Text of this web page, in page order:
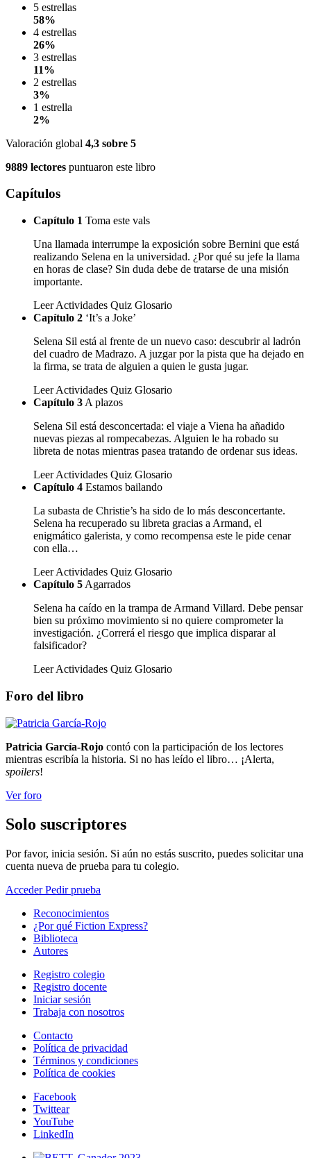
5 estrellas
58%
4 estrellas
26%
3 estrellas
11%
2 estrellas
3%
1 estrella
2%
Valoración global 4,3 sobre 5
9889 lectores puntuaron este libro
Capítulos
Capítulo 1 Toma este vals
Una llamada interrumpe la exposición sobre Bernini que está
realizando Selena en la universidad. ¿Por qué su jefe la llama
en horas de clase? Sin duda debe de tratarse de una misión
importante.
Leer Actividades Quiz Glosario
Capítulo 2 ‘It’s a Joke’
Selena Sil está al frente de un nuevo caso: descubrir al ladrón
del cuadro de Madrazo. A juzgar por la pista que ha dejado en
la firma, se trata de alguien a quien le gusta jugar.
Leer Actividades Quiz Glosario
Capítulo 3 A plazos
Selena Sil está desconcertada: el viaje a Viena ha añadido
nuevas piezas al rompecabezas. Alguien le ha robado su
libreta de notas mientras pasea tratando de ordenar sus ideas.
Leer Actividades Quiz Glosario
Capítulo 4 Estamos bailando
La subasta de Christie’s ha sido de lo más desconcertante.
Selena ha recuperado su libreta gracias a Armand, el
enigmático galerista, y como recompensa este le pide cenar
con ella…
Leer Actividades Quiz Glosario
Capítulo 5 Agarrados
Selena ha caído en la trampa de Armand Villard. Debe pensar
bien su próximo movimiento si no quiere comprometer la
investigación. ¿Correrá el riesgo que implica disparar al
falsificador?
Leer Actividades Quiz Glosario
Foro del libro
Patricia García-Rojo contó con la participación de los lectores
mientras escribía la historia. Si no has leído el libro… ¡Alerta,
spoilers!
Ver foro
Solo suscriptores
Por favor, inicia sesión. Si aún no estás suscrito, puedes solicitar una
cuenta nueva de prueba para tu colegio.
AccederPedir prueba
Reconocimientos
¿Por qué Fiction Express?
Biblioteca
Autores
Registro colegio
Registro docente
Iniciar sesión
Trabaja con nosotros
Contacto
Política de privacidad
Términos y condiciones
Política de cookies
Facebook
Twittear
YouTube
LinkedIn